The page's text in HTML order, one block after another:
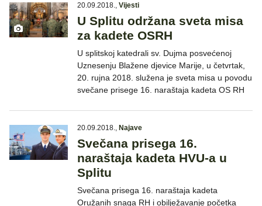
20.09.2018., Vijesti
U Splitu održana sveta misa
za kadete OSRH
U splitskoj katedrali sv. Dujma posvećenoj
Uznesenju Blažene djevice Marije, u četvrtak,
20. rujna 2018. služena je sveta misa u povodu
svečane prisege 16. naraštaja kadeta OS RH
20.09.2018., Najave
Svečana prisega 16.
naraštaja kadeta HVU-a u
Splitu
Svečana prisega 16. naraštaja kadeta
Oružanih snaga RH i obilježavanje početka